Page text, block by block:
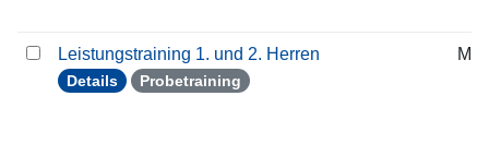
Leistungstraining 1. und 2. Herren
Details Probetraining